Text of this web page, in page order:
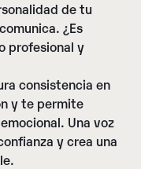
de tu
¿Es
profesional y
consistencia en
y te permite
Una voz
y crea una